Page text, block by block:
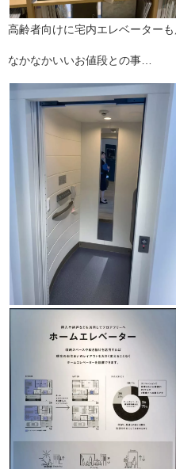
高齢者向けに宅内エレベーターも
なかなかいいお値段との事…